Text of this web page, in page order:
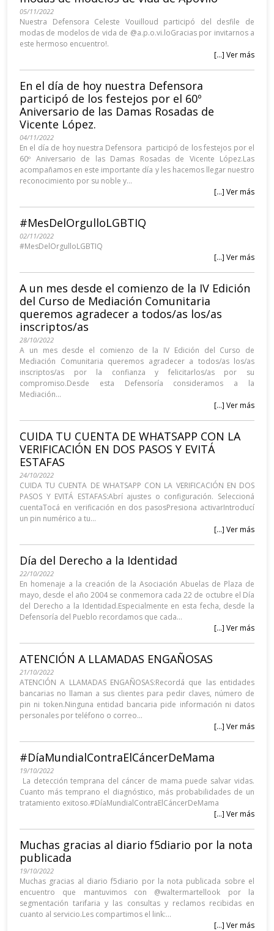
05/11/2022
Nuestra Defensora Celeste Vouilloud participó del desfile de
modas de modelos de vida de @a.p.o.vi.loGracias por invitarnos a
este hermoso encuentro!.
[...] Ver más
En el día de hoy nuestra Defensora
participó de los festejos por el 60º
Aniversario de las Damas Rosadas de
Vicente López.
04/11/2022
En el día de hoy nuestra Defensora participó de los festejos por el
60º Aniversario de las Damas Rosadas de Vicente López.Las
acompañamos en este importante día y les hacemos llegar nuestro
reconocimiento por su noble y...
[...] Ver más
#MesDelOrgulloLGBTIQ
02/11/2022
#MesDelOrgulloLGBTIQ
[...] Ver más
A un mes desde el comienzo de la IV Edición
del Curso de Mediación Comunitaria
queremos agradecer a todos/as los/as
inscriptos/as
28/10/2022
A un mes desde el comienzo de la IV Edición del Curso de
Mediación Comunitaria queremos agradecer a todos/as los/as
inscriptos/as por la confianza y felicitarlos/as por su
compromiso.Desde esta Defensoría consideramos a la
Mediación...
[...] Ver más
CUIDA TU CUENTA DE WHATSAPP CON LA
VERIFICACIÓN EN DOS PASOS Y EVITÁ
ESTAFAS
24/10/2022
CUIDA TU CUENTA DE WHATSAPP CON LA VERIFICACIÓN EN DOS
PASOS Y EVITÁ ESTAFAS:Abrí ajustes o configuración. Seleccioná
cuentaTocá en verificación en dos pasosPresiona activarIntroducí
un pin numérico a tu...
[...] Ver más
Día del Derecho a la Identidad
22/10/2022
En homenaje a la creación de la Asociación Abuelas de Plaza de
mayo, desde el año 2004 se conmemora cada 22 de octubre el Día
del Derecho a la Identidad.Especialmente en esta fecha, desde la
Defensoría del Pueblo recordamos que cada...
[...] Ver más
ATENCIÓN A LLAMADAS ENGAÑOSAS
21/10/2022
ATENCIÓN A LLAMADAS ENGAÑOSAS:Recordá que las entidades
bancarias no llaman a sus clientes para pedir claves, número de
pin ni token.Ninguna entidad bancaria pide información ni datos
personales por teléfono o correo...
[...] Ver más
#DíaMundialContraElCáncerDeMama
19/10/2022
La detección temprana del cáncer de mama puede salvar vidas.
Cuanto más temprano el diagnóstico, más probabilidades de un
tratamiento exitoso.#DíaMundialContraElCáncerDeMama
[...] Ver más
Muchas gracias al diario f5diario por la nota
publicada
19/10/2022
Muchas gracias al diario f5diario por la nota publicada sobre el
encuentro que mantuvimos con @waltermartellook por la
segmentación tarifaria y las consultas y reclamos recibidas en
cuanto al servicio.Les compartimos el link:...
[...] Ver más